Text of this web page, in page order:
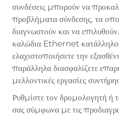
συνδέσεις μπορούν να
προβλήματα σύνδεσης, τα
διαγνωστούν και να
καλώδια Ethernet
ελαχιστοποιήσετε την
παράλληλα διασφαλίζετε
μελλοντικές εργασίες
Ρυθμίστε τον δρομολογητή ή
σας σύμφωνα με τις